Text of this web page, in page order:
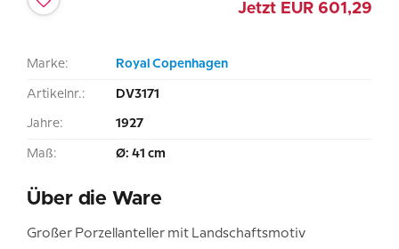
Jetzt EUR 601,29
Marke: Royal Copenhagen
Artikelnr.: DV3171
Jahre: 1927
Maß: Ø: 41 cm
Über die Ware
Großer Porzellanteller mit Landschaftsmotiv